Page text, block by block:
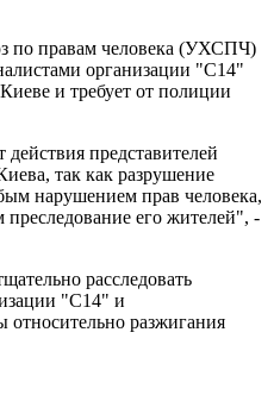
по правам человека (УХСПЧ)
организации "С14"
и требует от полиции
представителей
так как разрушение
нарушением прав человека,
его жителей", -
расследовать
"С14" и
относительно разжигания